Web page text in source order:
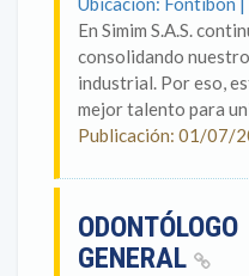
En Simim S.A.S.
consolidando
industrial. Por eso,
mejor talento para
Publicación: 01/07/
ODONTÓLOGO
GENERAL